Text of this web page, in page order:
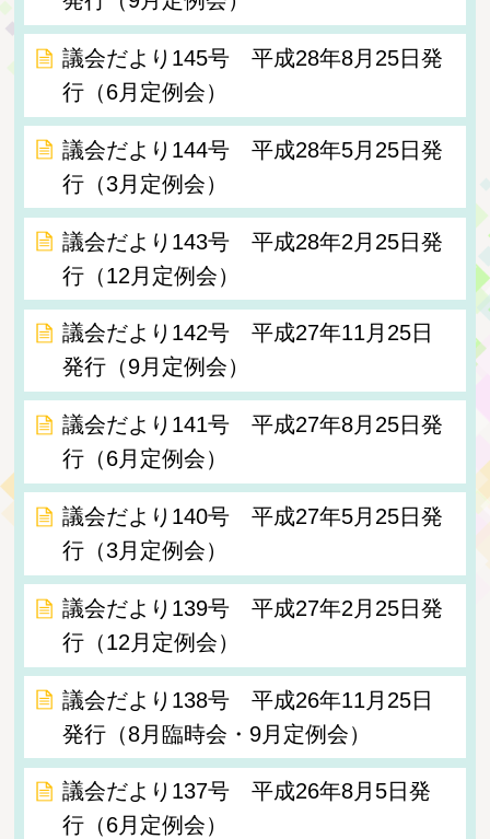
議会だより145号 平成28年8月25日発
行（6月定例会）
議会だより144号 平成28年5月25日発
行（3月定例会）
議会だより143号 平成28年2月25日発
行（12月定例会）
議会だより142号 平成27年11月25日
発行（9月定例会）
議会だより141号 平成27年8月25日発
行（6月定例会）
議会だより140号 平成27年5月25日発
行（3月定例会）
議会だより139号 平成27年2月25日発
行（12月定例会）
議会だより138号 平成26年11月25日
発行（8月臨時会・9月定例会）
議会だより137号 平成26年8月5日発
行（6月定例会）